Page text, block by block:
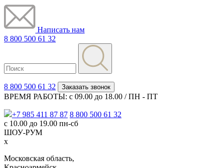
Написать нам
8 800 500 61 32
8 800 500 61 32 Заказать звонок
ВРЕМЯ РАБОТЫ: с 09.00 до 18.00 / ПН - ПТ
+7 985 411 87 87 8 800 500 61 32
с 10.00 до 19.00 пн-сб
ШОУ-РУМ
x
Московская область,